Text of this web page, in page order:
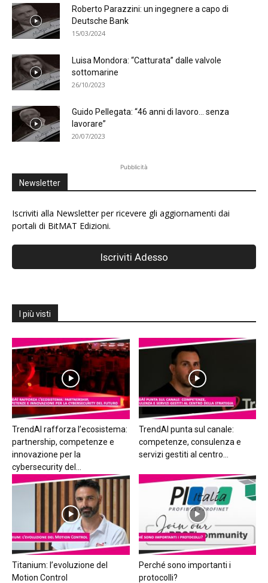
Roberto Parazzini: un ingegnere a capo di
Deutsche Bank
15/03/2024
Luisa Mondora: “Catturata” dalle valvole
sottomarine
26/10/2023
Guido Pellegata: “46 anni di lavoro… senza
lavorare”
20/07/2023
Pubblicità
Newsletter
Iscriviti alla Newsletter per ricevere gli aggiornamenti dai
portali di BitMAT Edizioni.
I più visti
TrendAI rafforza l’ecosistema:
partnership, competenze e
innovazione per la
cybersecurity del...
TrendAI punta sul canale:
competenze, consulenza e
servizi gestiti al centro...
Titanium: l’evoluzione del
Motion Control
Perché sono importanti i
protocolli?